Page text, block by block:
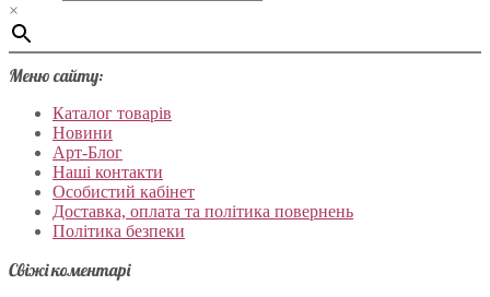
×
Меню сайту:
Каталог товарів
Новини
Арт-Блог
Наші контакти
Особистий кабінет
Доставка, оплата та політика повернень
Політика безпеки
Свіжі коментарі